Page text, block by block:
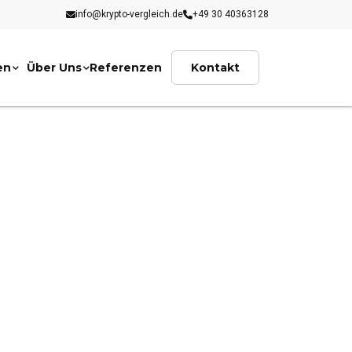
info@krypto-vergleich.de +49 30 40363128
Über Uns Referenzen Kontakt